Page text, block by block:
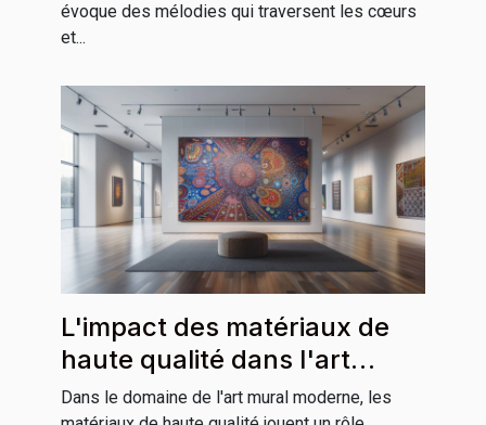
évoque des mélodies qui traversent les cœurs
et...
L'impact des matériaux de
haute qualité dans l'art
mural moderne
Dans le domaine de l'art mural moderne, les